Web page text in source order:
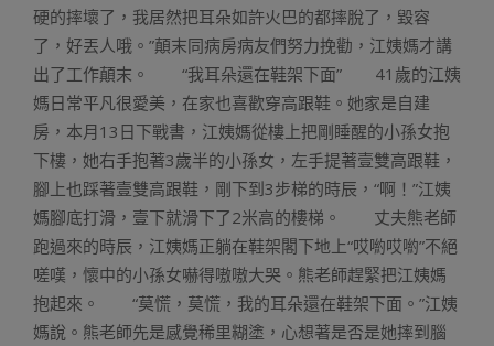
硬的摔壞了，我居然把耳朵如許火巴的都摔脫了，毀容
了，好丟人哦。”顛末同病房病友們努力挽勸，江姨媽才講
出了工作顛末。 “我耳朵還在鞋架下面” 41歲的江姨
媽日常平凡很愛美，在家也喜歡穿高跟鞋。她家是自建
房，本月13日下戰書，江姨媽從樓上把剛睡醒的小孫女抱
下樓，她右手抱著3歲半的小孫女，左手提著壹雙高跟鞋，
腳上也踩著壹雙高跟鞋，剛下到3步梯的時辰，“啊！”江姨
媽腳底打滑，壹下就滑下了2米高的樓梯。 丈夫熊老師
跑過來的時辰，江姨媽正躺在鞋架閣下地上“哎喲哎喲”不絕
嗟嘆，懷中的小孫女嚇得嗷嗷大哭。熊老師趕緊把江姨媽
抱起來。 “莫慌，莫慌，我的耳朵還在鞋架下面。”江姨
媽說。熊老師先是感覺稀里糊塗，心想著是否是她摔到腦